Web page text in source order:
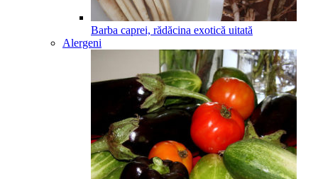
Barba caprei, rădăcina exotică uitată
Alergeni